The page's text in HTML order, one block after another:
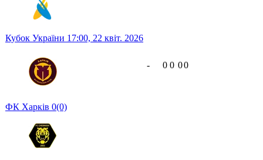
Кубок України 17:00, 22 квіт. 2026
ФК Харків 0(0)
- 0 0 00